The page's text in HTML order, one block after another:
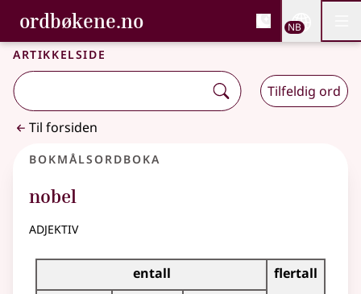
Gå til hovedinnhold
Tilgjengelighet
ordbøkene.no, Bokmålsordboka og
Bokmålsordboka og Nynorskordboka
NB
Artikkelside
Tilfeldig ord
Til forsiden
Bokmålsordboka
nobel
adjektiv
Bøyingstabell for dette adjektivet
entall
flertall